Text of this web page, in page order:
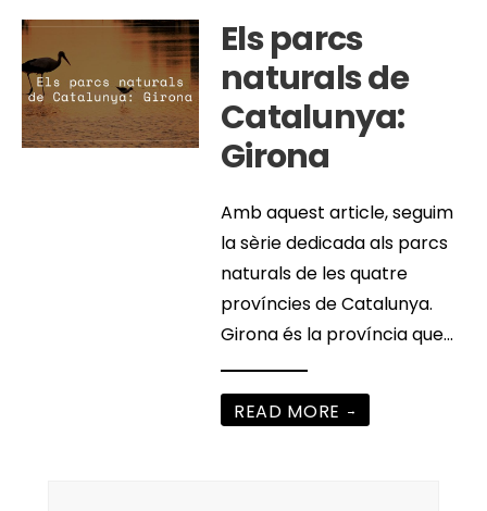
Els parcs
naturals de
Catalunya:
Girona
Amb aquest article, seguim
la sèrie dedicada als parcs
naturals de les quatre
províncies de Catalunya.
Girona és la província que...
READ MORE →